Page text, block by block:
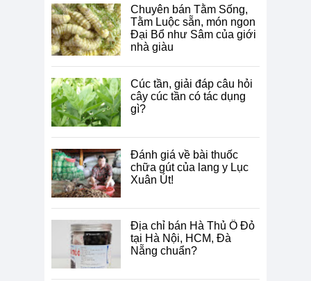
Chuyên bán Tằm Sống,
Tằm Luộc sẵn, món ngon
Đại Bổ như Sâm của giới
nhà giàu
Cúc tần, giải đáp câu hỏi
cây cúc tần có tác dụng
gì?
Đánh giá về bài thuốc
chữa gút của lang y Lục
Xuân Út!
Địa chỉ bán Hà Thủ Ô Đỏ
tại Hà Nội, HCM, Đà
Nẵng chuẩn?